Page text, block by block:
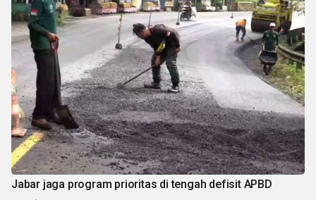
Jabar jaga program prioritas di tengah defisit APBD